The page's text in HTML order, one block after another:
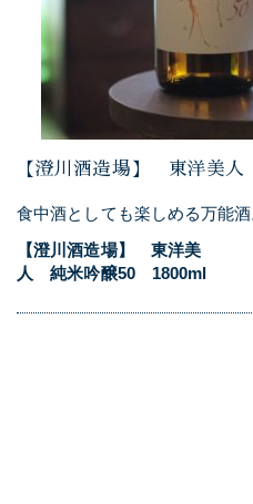
【澄川酒造場】 東洋美
食中酒としても楽しめる万能
【澄川酒造場】 東洋美
人 純米吟醸50 1800ml